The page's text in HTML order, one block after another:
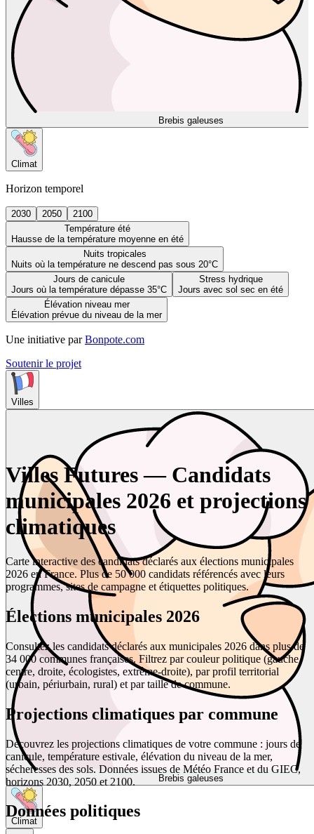
Brebis galeuses
Climat
Horizon temporel
2030 2050
2100
Température été
Hausse de la température moyenne en été
Nuits tropicales
Nuits où la température ne descend pas sous 20°C
Jours de canicule
Jours où la température dépasse 35°C
Stress hydrique
Jours avec sol sec en été
Élévation niveau mer
Élévation prévue du niveau de la mer
Une initiative par Bonpote.com
Soutenir le projet
Villes
Brebis galeuses
Climat
Villes Futures — Candidats
municipales 2026 et projections
climatiques
Carte interactive des candidats déclarés aux élections municipales
2026 en France. Plus de 50 000 candidats référencés avec leurs
programmes, sites de campagne et étiquettes politiques.
Élections municipales 2026
Consultez les candidats déclarés aux municipales 2026 dans plus de
34 000 communes françaises. Filtrez par couleur politique (gauche,
centre, droite, écologistes, extrême-droite), par profil territorial
(urbain, périurbain, rural) et par taille de commune.
Projections climatiques par commune
Découvrez les projections climatiques de votre commune : jours de
canicule, température estivale, élévation du niveau de la mer,
sécheresses des sols. Données issues de Météo France et du GIEC,
horizons 2030, 2050 et 2100.
Données politiques